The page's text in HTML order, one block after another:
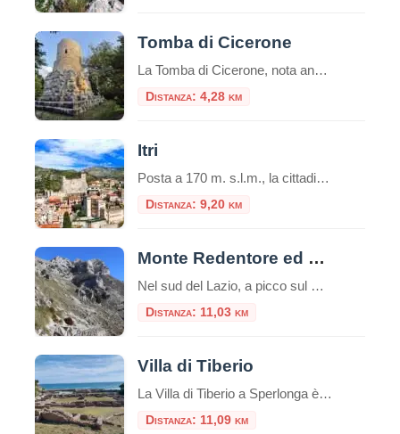
Tomba di Cicerone
La Tomba di Cicerone, nota anche come Mausoleo di Cicerone o Sepolcro di Cicerone in italiano, è il luogo di sepoltura del famoso oratore e filosofo romano Marco Tullio Cicerone.Cicerone è noto per essere stato uno degli oratori più influenti della Roma antica e una figura di spicco nella politica romana durante gli ultimi anni […]
Distanza: 4,28 km
Itri
Posta a 170 m. s.l.m., la cittadina di Itri sorge in una caratteristica vallata tra le falde occidentali dei monti Aurunci (passo di San Donato), a soli 8 km dalla costa. Castello di Itri Si trova lungo il percorso della via Appia, tra Fondi (co
Distanza: 9,20 km
Monte Redentore ed Eremo di San Michele
Nel sud del Lazio, a picco sul Golfo di Gaeta, si erge il Monte Redentore, una delle cime più suggestive e panoramiche dei Monti Aurunci. A 1252 metri di altitudine, questa montagna, che in realtà è una spalla del più imponente Monte Altino, offre un’esperienza indimenticabile che unisce trekking, spiritualità e paesaggi mozzafiato, rendendola una […]
Distanza: 11,03 km
Villa di Tiberio
La Villa di Tiberio a Sperlonga è uno dei più affascinanti esempi di residenza imperiale romana sulla costa tirrenica. Situata nel comune di Sperlonga, in provincia di Latina, la villa si affaccia sul mare e rappresenta uno squarcio della vita privata dell’imperatore Tiberio. Origini e Struttura della Villa La villa, costruita nel I secolo a.C., […]
Distanza: 11,09 km